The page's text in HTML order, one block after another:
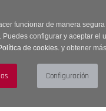
funcionar de manera
configurar y aceptar el
de cookies. y obtener